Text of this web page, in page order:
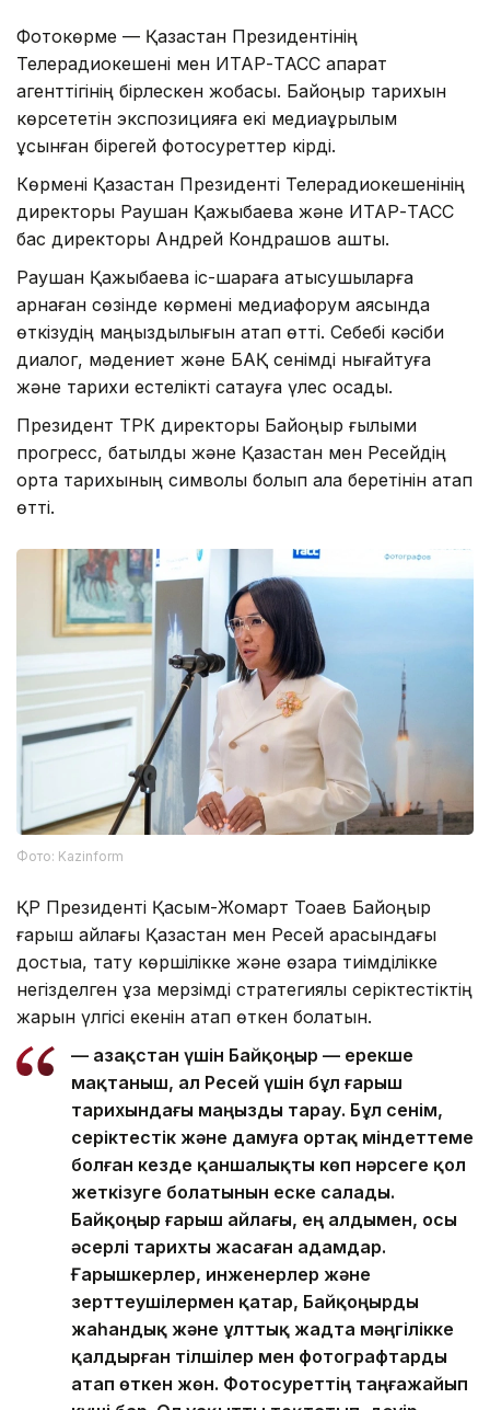
Фотокөрме — Қазақстан Президентінің
Телерадиокешені мен ИТАР-ТАСС ақпарат
агенттігінің бірлескен жобасы. Байқоңыр тарихын
көрсететін экспозицияға екі медиақұрылым
ұсынған бірегей фотосуреттер кірді.
Көрмені Қазақстан Президенті Телерадиокешенінің
директоры Раушан Қажыбаева және ИТАР-ТАСС
бас директоры Андрей Кондрашов ашты.
Раушан Қажыбаева іс-шараға қатысушыларға
арнаған сөзінде көрмені медиафорум аясында
өткізудің маңыздылығын атап өтті. Себебі кәсіби
диалог, мәдениет және БАҚ сенімді нығайтуға
және тарихи естелікті сақтауға үлес қосады.
Президент ТРК директоры Байқоңыр ғылыми
прогресс, батылдық және Қазақстан мен Ресейдің
ортақ тарихының символы болып қала беретінін атап
өтті.
Фото: Kazinform
ҚР Президенті Қасым-Жомарт Тоқаев Байқоңыр
ғарыш айлағы Қазақстан мен Ресей арасындағы
достыққа, тату көршілікке және өзара тиімділікке
негізделген ұзақ мерзімді стратегиялық серіктестіктің
жарқын үлгісі екенін атап өткен болатын.
— Қазақстан үшін Байқоңыр — ерекше
мақтаныш, ал Ресей үшін бұл ғарыш
тарихындағы маңызды тарау. Бұл сенім,
серіктестік және дамуға ортақ міндеттеме
болған кезде қаншалықты көп нәрсеге қол
жеткізуге болатынын еске салады.
Байқоңыр ғарыш айлағы, ең алдымен, осы
әсерлі тарихты жасаған адамдар.
Ғарышкерлер, инженерлер және
зерттеушілермен қатар, Байқоңырды
жаһандық және ұлттық жадта мәңгілікке
қалдырған тілшілер мен фотографтарды
атап өткен жөн. Фотосуреттің таңғажайып